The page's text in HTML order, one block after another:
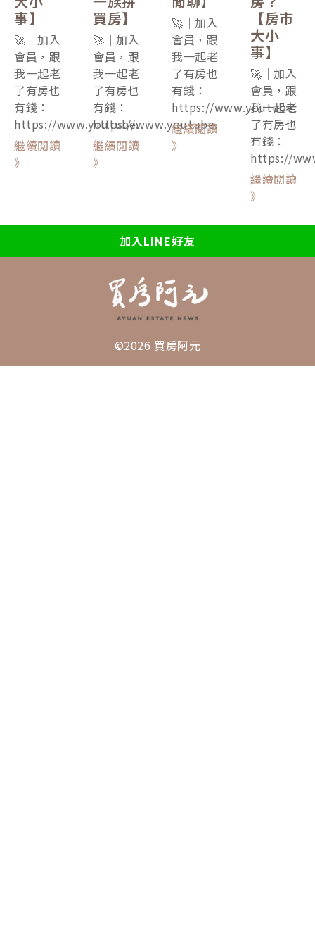
事】
🚀｜加入
會員，跟
我一起老
了有房也
有錢：
https://www.youtube.
繼續閱讀
》
買房】
🚀｜加入
會員，跟
我一起老
了有房也
有錢：
https://www.youtube.
繼續閱讀
》
🚀｜加入
會員，跟
我一起老
了有房也
有錢：
https://www.youtube.
繼續閱讀
》
【房市
大小
事】
🚀｜加入
會員，跟
我一起老
了有房也
有錢：
https://
繼續閱讀
》
加入LINE好友
©2026 買房阿元